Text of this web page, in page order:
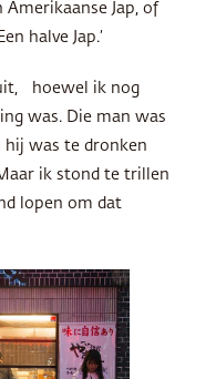
Amerikaanse Jap, of
halve Jap.’
hoewel ik nog
was. Die man was
was te dronken
ik stond te trillen
lopen om dat